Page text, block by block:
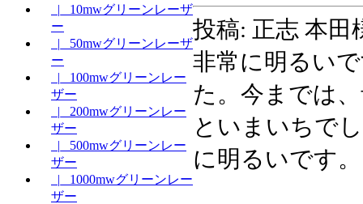
|_ 10mwグリーンレーザ
ー
|_ 50mwグリーンレーザ
ー
|_ 100mwグリーンレー
ザー
|_ 200mwグリーンレー
ザー
|_ 500mwグリーンレー
ザー
|_ 1000mwグリーンレー
ザー
投稿: 正志 本田
非常に明るい
た。今までは
といまいちで
に明るいです。